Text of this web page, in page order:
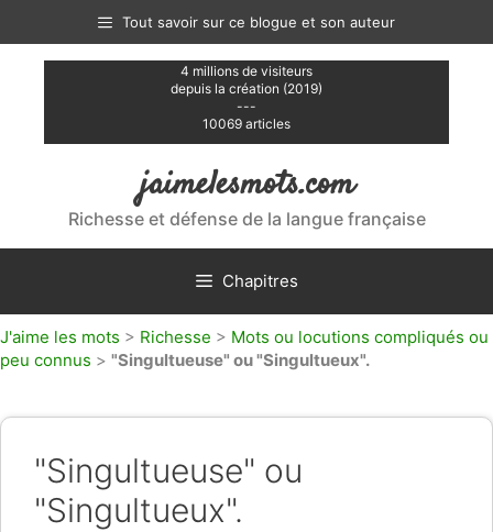
contenu
Tout savoir sur ce blogue et son auteur
4 millions de visiteurs
depuis la création (2019)
---
10069 articles
jaimelesmots.com
Richesse et défense de la langue française
Chapitres
J'aime les mots > Richesse > Mots ou locutions compliqués ou
peu connus > "Singultueuse" ou "Singultueux".
"Singultueuse" ou
"Singultueux".